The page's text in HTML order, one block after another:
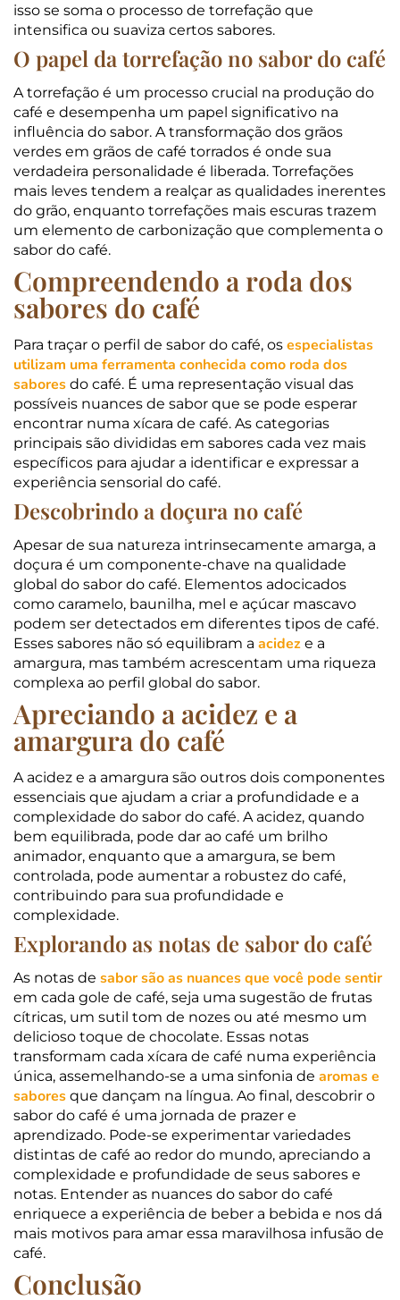
isso se soma o processo de torrefação que
intensifica ou suaviza certos sabores.
O papel da torrefação no sabor do café
A torrefação é um processo crucial na produção do
café e desempenha um papel significativo na
influência do sabor. A transformação dos grãos
verdes em grãos de café torrados é onde sua
verdadeira personalidade é liberada. Torrefações
mais leves tendem a realçar as qualidades inerentes
do grão, enquanto torrefações mais escuras trazem
um elemento de carbonização que complementa o
sabor do café.
Compreendendo a roda dos
sabores do café
Para traçar o perfil de sabor do café, os especialistas
utilizam uma ferramenta conhecida como roda dos
sabores do café. É uma representação visual das
possíveis nuances de sabor que se pode esperar
encontrar numa xícara de café. As categorias
principais são divididas em sabores cada vez mais
específicos para ajudar a identificar e expressar a
experiência sensorial do café.
Descobrindo a doçura no café
Apesar de sua natureza intrinsecamente amarga, a
doçura é um componente-chave na qualidade
global do sabor do café. Elementos adocicados
como caramelo, baunilha, mel e açúcar mascavo
podem ser detectados em diferentes tipos de café.
Esses sabores não só equilibram a acidez e a
amargura, mas também acrescentam uma riqueza
complexa ao perfil global do sabor.
Apreciando a acidez e a
amargura do café
A acidez e a amargura são outros dois componentes
essenciais que ajudam a criar a profundidade e a
complexidade do sabor do café. A acidez, quando
bem equilibrada, pode dar ao café um brilho
animador, enquanto que a amargura, se bem
controlada, pode aumentar a robustez do café,
contribuindo para sua profundidade e
complexidade.
Explorando as notas de sabor do café
As notas de sabor são as nuances que você pode sentir
em cada gole de café, seja uma sugestão de frutas
cítricas, um sutil tom de nozes ou até mesmo um
delicioso toque de chocolate. Essas notas
transformam cada xícara de café numa experiência
única, assemelhando-se a uma sinfonia de aromas e
sabores que dançam na língua. Ao final, descobrir o
sabor do café é uma jornada de prazer e
aprendizado. Pode-se experimentar variedades
distintas de café ao redor do mundo, apreciando a
complexidade e profundidade de seus sabores e
notas. Entender as nuances do sabor do café
enriquece a experiência de beber a bebida e nos dá
mais motivos para amar essa maravilhosa infusão de
café.
Conclusão